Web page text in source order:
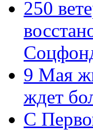
250
9 Мая
ждет
C